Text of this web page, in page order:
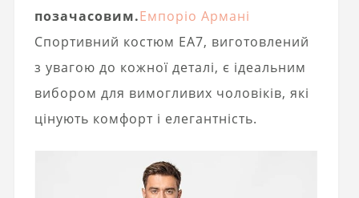
позачасовим.Емпоріо Армані
Спортивний костюм EA7, виготовлений
з увагою до кожної деталі, є ідеальним
вибором для вимогливих чоловіків, які
цінують комфорт і елегантність.